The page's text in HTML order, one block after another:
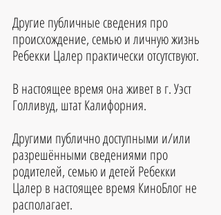
Другие публичные сведения про
происхождение, семью и личную жизнь
Ребекки Цалер практически отсутствуют.
В настоящее время она живет в г. Уэст
Голливуд, штат Калифорния.
Другими публично доступными и/или
разрешёнными сведениями про
родителей, семью и детей Ребекки
Цалер в настоящее время КиноБлог не
располагает.